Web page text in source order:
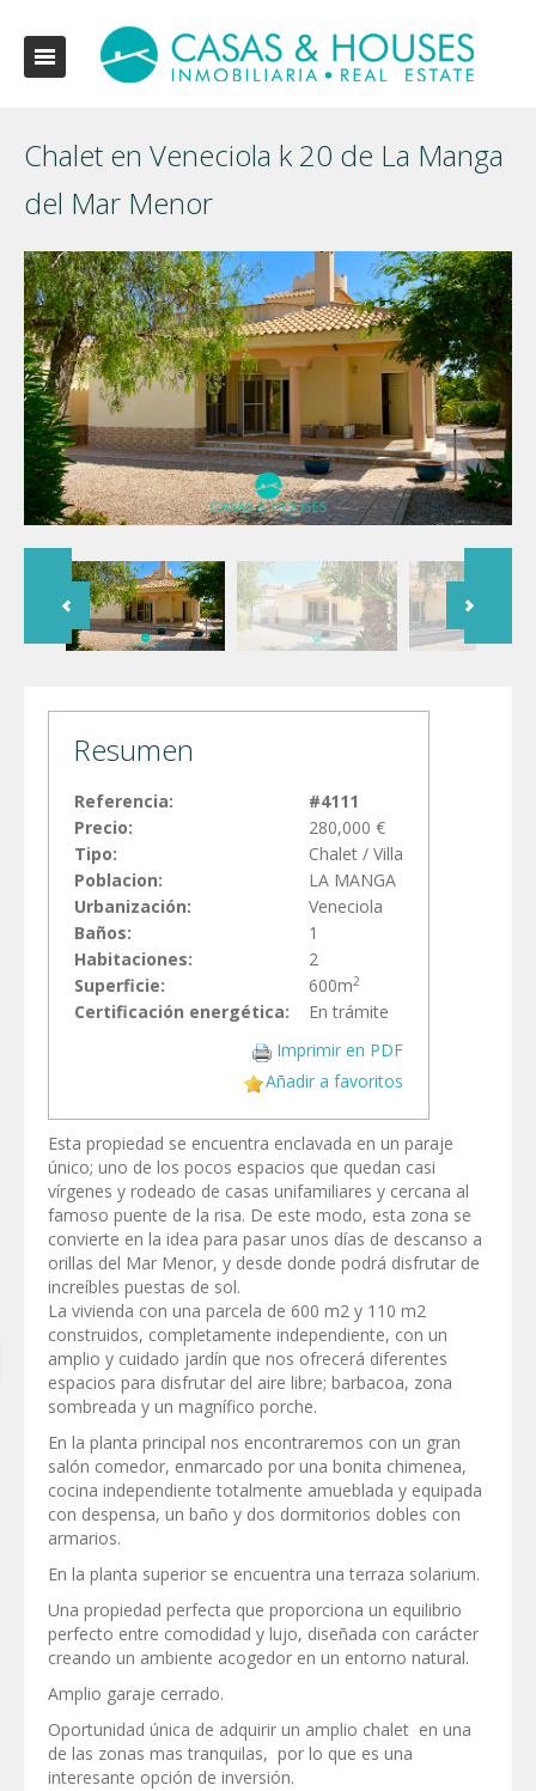
Chalet en Veneciola k 20 de La Manga
del Mar Menor
Resumen
Referencia:
#4111
Precio:
280,000 €
Tipo:
Chalet / Villa
Poblacion:
LA MANGA
Urbanización:
Veneciola
Baños:
1
Habitaciones:
2
Superficie:
600m2
Certificación energética:
En trámite
Imprimir en PDF
Añadir a favoritos
Esta propiedad se encuentra enclavada en un paraje
único; uno de los pocos espacios que quedan casi
vírgenes y rodeado de casas unifamiliares y cercana al
famoso puente de la risa. De este modo, esta zona se
convierte en la idea para pasar unos días de descanso a
orillas del Mar Menor, y desde donde podrá disfrutar de
increíbles puestas de sol.
La vivienda con una parcela de 600 m2 y 110 m2
construidos, completamente independiente, con un
amplio y cuidado jardín que nos ofrecerá diferentes
espacios para disfrutar del aire libre; barbacoa, zona
sombreada y un magnífico porche.
En la planta principal nos encontraremos con un gran
salón comedor, enmarcado por una bonita chimenea,
cocina independiente totalmente amueblada y equipada
con despensa, un baño y dos dormitorios dobles con
armarios.
En la planta superior se encuentra una terraza solarium.
Una propiedad perfecta que proporciona un equilibrio
perfecto entre comodidad y lujo, diseñada con carácter
creando un ambiente acogedor en un entorno natural.
Amplio garaje cerrado.
Oportunidad única de adquirir un amplio chalet en una
de las zonas mas tranquilas, por lo que es una
interesante opción de inversión.